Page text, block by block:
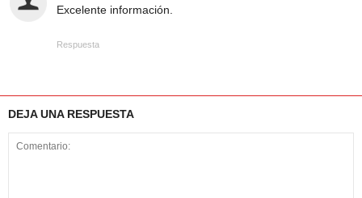
Excelente información.
Respuesta
DEJA UNA RESPUESTA